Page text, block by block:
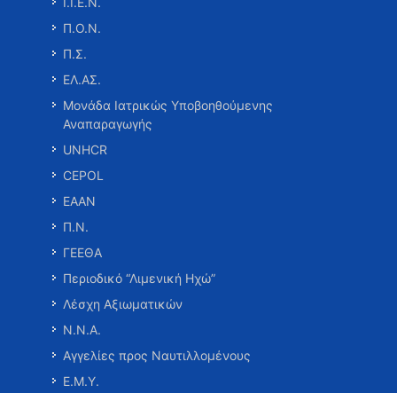
Π.Ο.Ν.
Π.Σ.
ΕΛ.ΑΣ.
Μονάδα Ιατρικώς Υποβοηθούμενης
Αναπαραγωγής
UNHCR
CEPOL
ΕΑΑΝ
Π.Ν.
ΓΕΕΘΑ
Περιοδικό “Λιμενική Ηχώ”
Λέσχη Αξιωματικών
Ν.Ν.Α.
Αγγελίες προς Ναυτιλλομένους
Ε.Μ.Υ.